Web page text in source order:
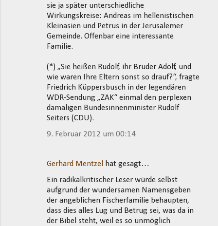
sie ja später unterschiedliche
Wirkungskreise: Andreas im hellenistischen
Kleinasien und Petrus in der Jerusalemer
Gemeinde. Offenbar eine interessante
Familie.
(*) „Sie heißen Rudolf, ihr Bruder Adolf, und
wie waren Ihre Eltern sonst so drauf?“, fragte
Friedrich Küppersbusch in der legendären
WDR-Sendung „ZAK“ einmal den perplexen
damaligen Bundesinnenminister Rudolf
Seiters (CDU).
9. Februar 2012 um 00:14
Gerhard Mentzel
hat gesagt…
Ein radikalkritischer Leser würde selbst
aufgrund der wundersamen Namensgeben
der angeblichen Fischerfamilie behaupten,
dass dies alles Lug und Betrug sei, was da in
der Bibel steht, weil es so unmöglich